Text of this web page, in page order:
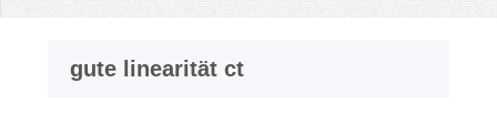
gute linearität ct